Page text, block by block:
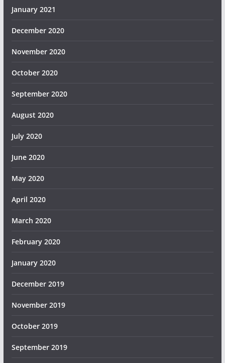
January 2021
December 2020
November 2020
October 2020
September 2020
August 2020
July 2020
June 2020
May 2020
April 2020
March 2020
February 2020
January 2020
December 2019
November 2019
October 2019
September 2019